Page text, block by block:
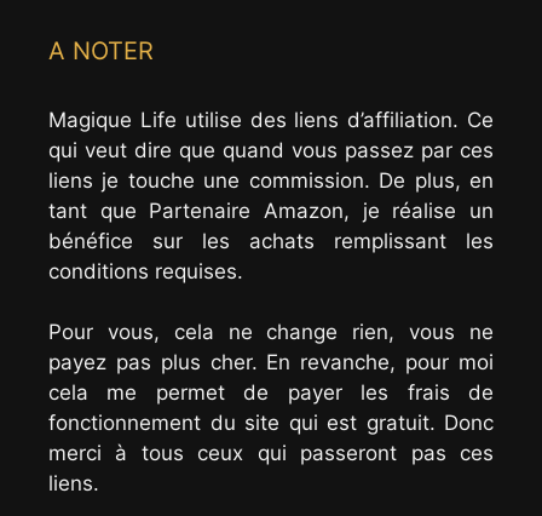
A NOTER
Magique Life utilise des liens d’affiliation. Ce
qui veut dire que quand vous passez par ces
liens je touche une commission. De plus, en
tant que Partenaire Amazon, je réalise un
bénéfice sur les achats remplissant les
conditions requises.
Pour vous, cela ne change rien, vous ne
payez pas plus cher. En revanche, pour moi
cela me permet de payer les frais de
fonctionnement du site qui est gratuit. Donc
merci à tous ceux qui passeront pas ces
liens.